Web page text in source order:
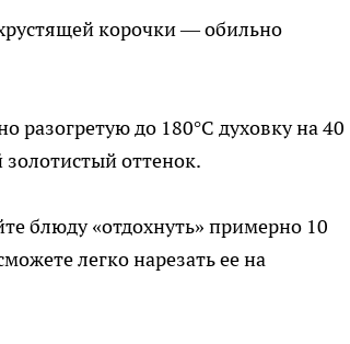
корочки — обильно
разогретую до 180°C духовку на 40
оттенок.
блюду «отдохнуть» примерно 10
легко нарезать ее на